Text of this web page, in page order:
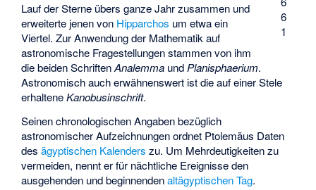
6
1
Lauf der Sterne übers ganze Jahr zusammen und
erweiterte jenen von Hipparchos um etwa ein
Viertel. Zur Anwendung der Mathematik auf
astronomische Fragestellungen stammen von ihm
die beiden SchriftenAnalemma und Planisphaerium.
Astronomisch auch erwähnenswert ist die auf einer Stele
erhalteneKanobusinschrift.
Seinen chronologischen Angaben bezüglich
astronomischer Aufzeichnungen ordnet Ptolemäus Daten
desägyptischen Kalenders zu. Um Mehrdeutigkeiten zu
vermeiden, nennt er für nächtliche Ereignisse den
ausgehenden und beginnendenaltägyptischen Tag.